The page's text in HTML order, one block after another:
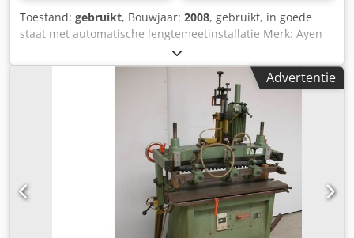
Toestand: gebruikt, Bouwjaar: 2008, gebruikt, in goede
staat met automatische lengtemeetinstallatie Merk: Ayen
Type: Magnum 8/10 V Cedpfx Ajy A Tbgeqqjha Bouwjaar:
2008 Machinenummer: 0826788 Lijmtank: 1,4 liter
Deuveldiameter: 8 x 10 mm Deuvel lengte: 30-45 mm met
lijmaanduiding CE-typegekeurd lijmpistool verrijdbaar
Benodigde ruimte ca. 480 x 480 x 900 mm Gewicht ca. 71
kg Locatie magazijn: 97447 Gerolzhofen, vrij geladen,
onverpakt Overdracht in huidige staat zoals gezien zonder
Advertentie